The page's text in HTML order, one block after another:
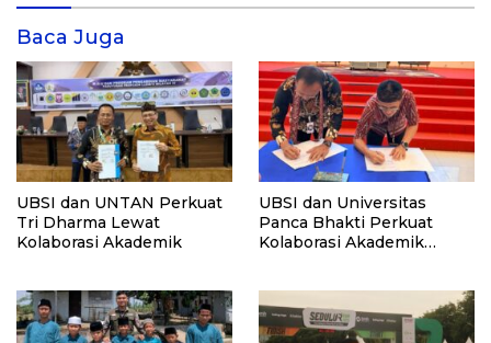
Baca Juga
UBSI dan UNTAN Perkuat
Tri Dharma Lewat
Kolaborasi Akademik
UBSI dan Universitas
Panca Bhakti Perkuat
Kolaborasi Akademik